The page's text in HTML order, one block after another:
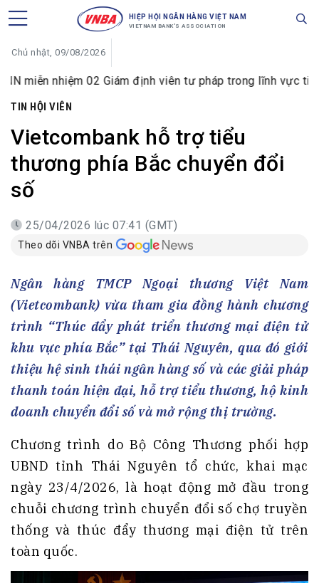
HIỆP HỘI NGÂN HÀNG VIỆT NAM
VIETNAM BANK'S ASSOCIATION
Chủ nhật, 09/08/2026
02 Giám định viên tư pháp trong lĩnh vực tiền tệ và
TIN HỘI VIÊN
Vietcombank hỗ trợ tiểu
thương phía Bắc chuyển đổi
số
25/04/2026 lúc 07:41 (GMT)
Theo dõi VNBA trên
Ngân hàng TMCP Ngoại thương Việt Nam
(Vietcombank) vừa tham gia đồng hành chương
trình “Thúc đẩy phát triển thương mại điện tử
khu vực phía Bắc” tại Thái Nguyên, qua đó giới
thiệu hệ sinh thái ngân hàng số và các giải pháp
thanh toán hiện đại, hỗ trợ tiểu thương, hộ kinh
doanh chuyển đổi số và mở rộng thị trường.
Chương trình do Bộ Công Thương phối hợp
UBND tỉnh Thái Nguyên tổ chức, khai mạc
ngày 23/4/2026, là hoạt động mở đầu trong
chuỗi chương trình chuyển đổi số chợ truyền
thống và thúc đẩy thương mại điện tử trên
toàn quốc.